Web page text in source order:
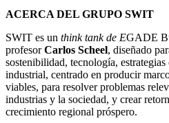
ACERCA DEL GRUPO SWIT
SWIT es un think tank de EGADE
profesorCarlos Scheel, diseñado
sostenibilidad, tecnología,
industrial, centrado en producir
viables, para resolver problemas
industrias y la sociedad, y crear
crecimiento regional próspero.